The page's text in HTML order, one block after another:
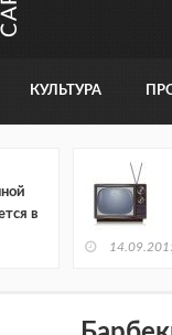
КУЛЬТУРА
в